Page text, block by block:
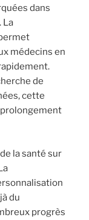
dans
La
médecins en
de
cette
la santé sur
du
progrès